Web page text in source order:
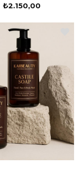
₺2.150,00